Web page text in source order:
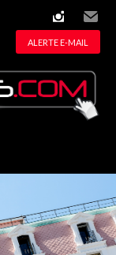
instagram
Email
ALERTE E-MAIL